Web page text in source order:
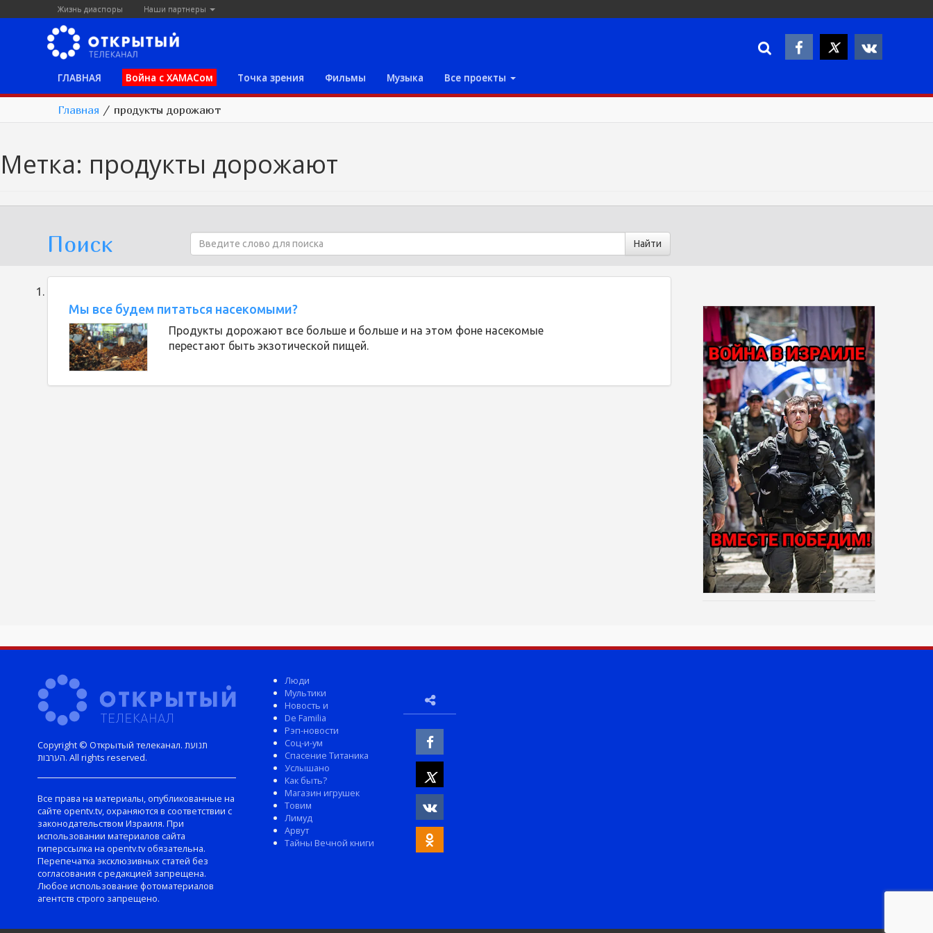
Жизнь диаспоры Наши партнеры
ГЛАВНАЯ Война с ХАМАСом Точка зрения Фильмы Музыка Все проекты
Главная / продукты дорожают
Метка: продукты дорожают
Поиск
Мы все будем питаться насекомыми?
Продукты дорожают все больше и больше и на этом фоне насекомые
перестают быть экзотической пищей.
Copyright © Открытый телеканал. תנועת
הערבות. All rights reserved.
Все права на материалы, опубликованные на
сайте opentv.tv, охраняются в соответствии с
законодательством Израиля. При
использовании материалов сайта
гиперссылка на opentv.tv обязательна.
Перепечатка эксклюзивных статей без
согласования с редакцией запрещена.
Любое использование фотоматериалов
агентств строго запрещено.
Люди
Мультики
Новость и
De Familia
Рэп-новости
Соц-и-ум
Спасение Титаника
Услышано
Как быть?
Магазин игрушек
Товим
Лимуд
Арвут
Тайны Вечной книги